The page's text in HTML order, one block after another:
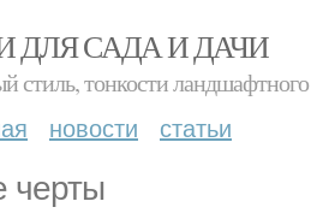
ДЛЯ САДА И ДАЧИ
стиль, тонкости
новости статьи
черты